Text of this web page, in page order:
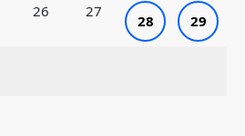
26 27
28 29